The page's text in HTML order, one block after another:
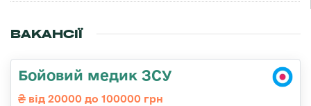
ВАКАНСІЇ
Бойовий медик ЗСУ
від 20000 до 100000 грн